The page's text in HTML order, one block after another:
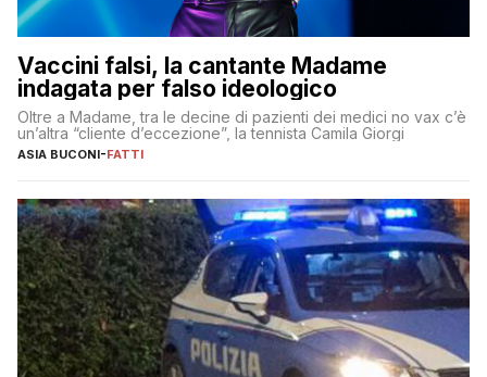
Vaccini falsi, la cantante Madame
indagata per falso ideologico
Oltre a Madame, tra le decine di pazienti dei medici no vax c’è
un’altra “cliente d’eccezione”, la tennista Camila Giorgi
ASIA BUCONI-FATTI